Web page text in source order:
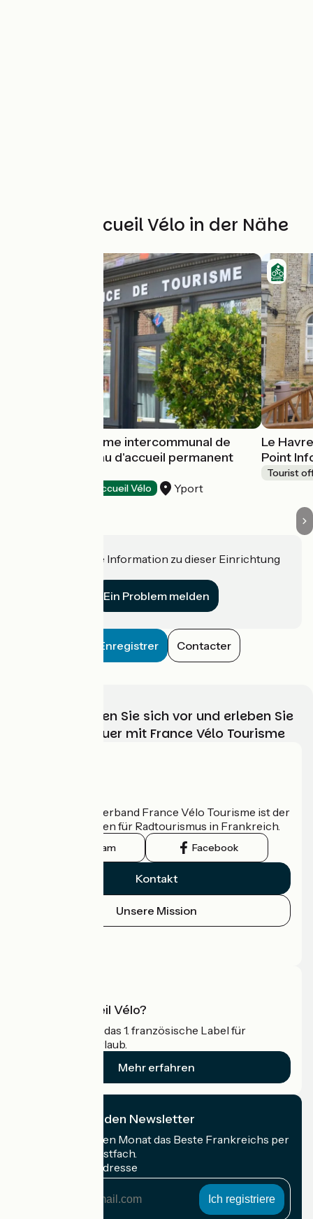
Weitere Accueil Vélo in der Nähe
Office de tourisme intercommunal de
Fécamp - Bureau d'accueil permanent
Accueil Vélo Yport
Le
Point
Tourist
Haben Sie eine Information zu dieser Einrichtung
Ein Problem melden
Enregistrer Contacter
Wählen, bereiten Sie sich vor und erleben Sie
Ihr Radabenteuer mit France Vélo Tourisme
Der nationale Verband France Vélo Tourisme ist der
offizielle Leitfaden für Radtourismus in Frankreich.
Instagram Facebook
Kontakt
Unsere Mission
Was ist Accueil Vélo?
Accueil Vélo ist das 1. französische Label für
Radfahrer im Urlaub.
Mehr erfahren
Ich abonniere den Newsletter
Erhalten Sie jeden Monat das Beste Frankreichs per
Rad in Ihrem Postfach.
Meine E-Mail-Adresse